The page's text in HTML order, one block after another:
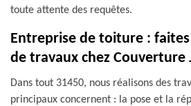
toute attente des requêtes.
Entreprise de toiture :
de travaux chez Couverture
Dans tout 31450, nous réalisons des
principaux concernent : la pose et la